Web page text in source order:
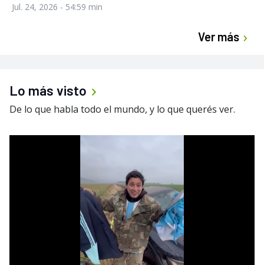
Jul. 24, 2026 - 54:59 min
Ver más
Lo más visto
De lo que habla todo el mundo, y lo que querés ver.